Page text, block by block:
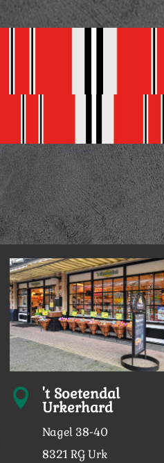
 't Soetendal
Urkerhard
Nagel 38-40
8321 RG Urk